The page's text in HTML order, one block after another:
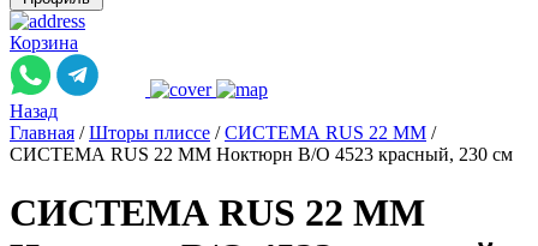
Корзина
Назад
Главная / Шторы плиссе / СИСТЕМА RUS 22 ММ /
СИСТЕМА RUS 22 ММ Ноктюрн B/O 4523 красный, 230 см
СИСТЕМА RUS 22 ММ